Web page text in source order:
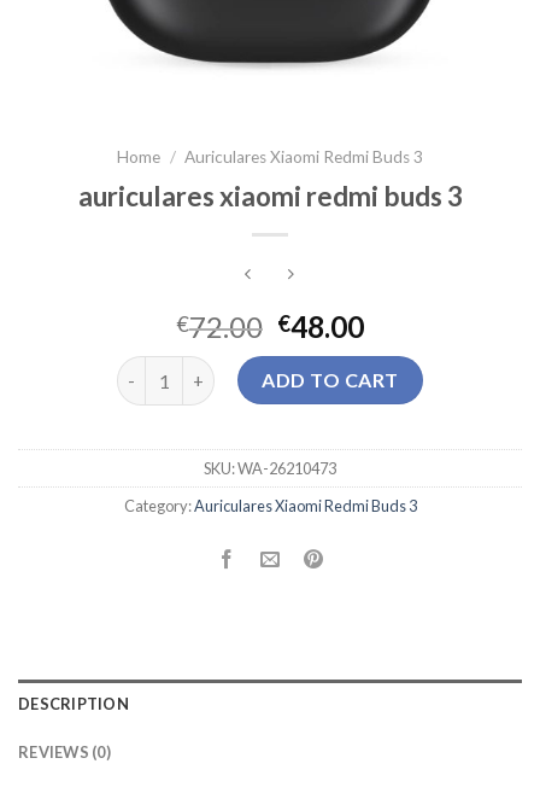
Home / Auriculares Xiaomi Redmi Buds 3
auriculares xiaomi redmi buds 3
€72.00 €48.00
auriculares xiaomi redmi buds 3 quantity
ADD TO CART
SKU:WA-26210473
Category:Auriculares Xiaomi Redmi Buds 3
DESCRIPTION
REVIEWS (0)